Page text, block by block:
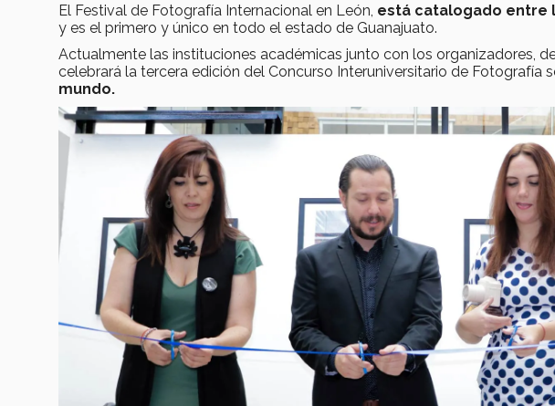
El Festival de Fotografía Internacional en León, está catalogado entre
y es el primero y único en todo el estado de Guanajuato.
Actualmente las instituciones académicas junto con los organizadores,
celebrará la tercera edición del Concurso Interuniversitario de Fotografía
mundo.